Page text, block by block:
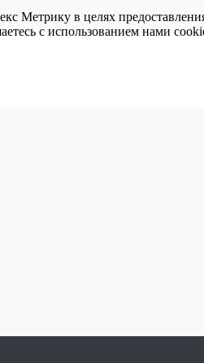
Метрику в целях
с использованием нами